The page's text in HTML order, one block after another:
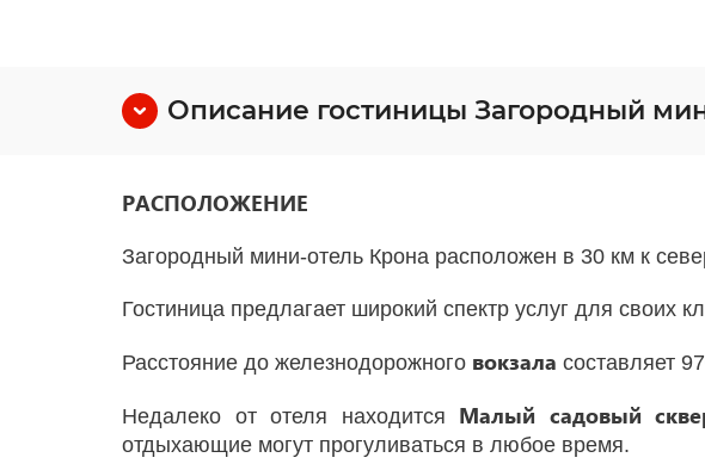
Описание гостиницы Загородный
РАСПОЛОЖЕНИЕ
Загородный мини-отель Крона расположен в 30 км к
Гостиница предлагает широкий спектр услуг для своих
Расстояние до железнодорожного вокзала составляет
Недалеко от отеля находится Малый садовый
отдыхающие могут прогуливаться в любое время.